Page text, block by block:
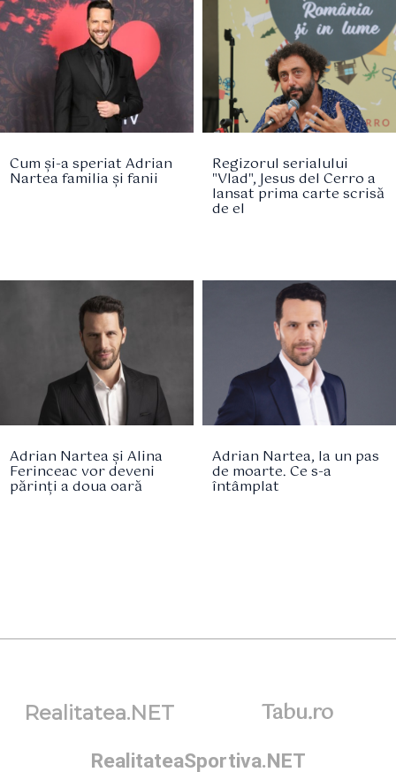
Cum și-a speriat Adrian
Nartea familia și fanii
Regizorul serialului
"Vlad", Jesus del Cerro a
lansat prima carte scrisă
de el
Adrian Nartea și Alina
Ferinceac vor deveni
părinți a doua oară
Adrian Nartea, la un pas
de moarte. Ce s-a
întâmplat
Realitatea.NET Tabu.ro
RealitateaSportiva.NET